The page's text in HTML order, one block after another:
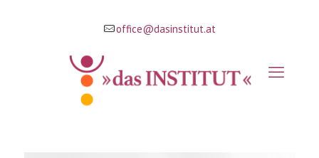
office@dasinstitut.at